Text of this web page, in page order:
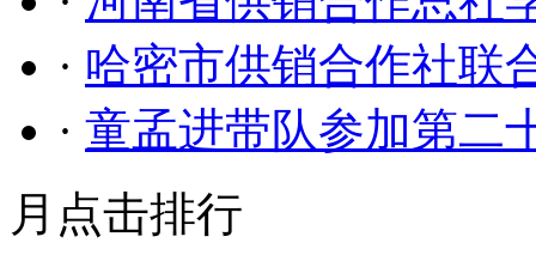
· 哈密市供销合作社联
· 童孟进带队参加第二
月点击排行